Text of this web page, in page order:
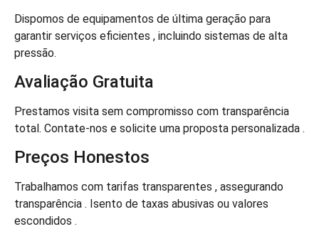
Dispomos de equipamentos de última geração para
garantir serviços eficientes , incluindo sistemas de alta
pressão.
Avaliação Gratuita
Prestamos visita sem compromisso com transparência
total. Contate-nos e solicite uma proposta personalizada .
Preços Honestos
Trabalhamos com tarifas transparentes , assegurando
transparência . Isento de taxas abusivas ou valores
escondidos .